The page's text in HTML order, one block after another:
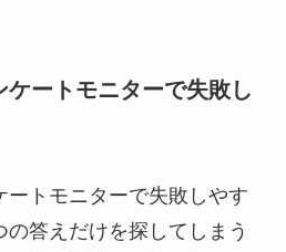
ケートモニターで失敗し
ートモニターで失敗しやす
答えだけを探してしまう